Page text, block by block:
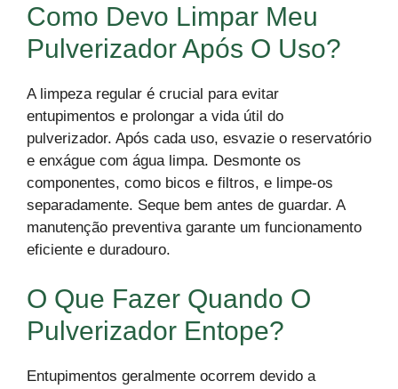
Como Devo Limpar Meu
Pulverizador Após O Uso?
A limpeza regular é crucial para evitar
entupimentos e prolongar a vida útil do
pulverizador. Após cada uso, esvazie o reservatório
e enxágue com água limpa. Desmonte os
componentes, como bicos e filtros, e limpe-os
separadamente. Seque bem antes de guardar. A
manutenção preventiva garante um funcionamento
eficiente e duradouro.
O Que Fazer Quando O
Pulverizador Entope?
Entupimentos geralmente ocorrem devido a